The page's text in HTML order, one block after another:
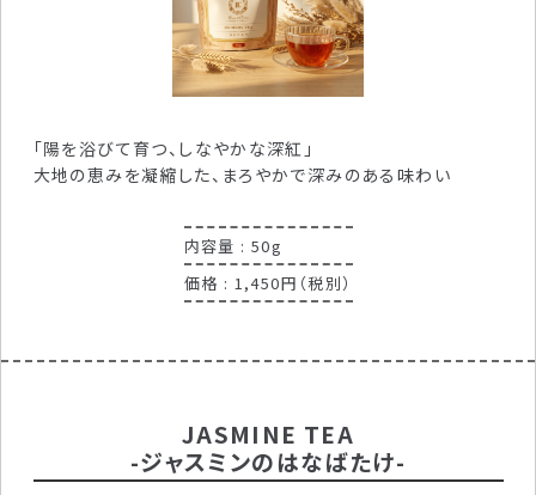
「陽を浴びて育つ、しなやかな深紅」
大地の恵みを凝縮した、まろやかで深みのある味わい
内容量 : 50g
価格 : 1,450円（税別）
JASMINE TEA
-ジャスミンのはなばたけ-